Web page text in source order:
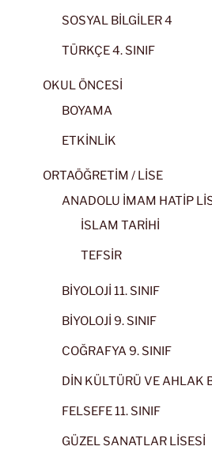
SOSYAL BİLGİLER 4
TÜRKÇE 4. SINIF
OKUL ÖNCESİ
BOYAMA
ETKİNLİK
ORTAÖĞRETİM / LİSE
ANADOLU İMAM HATİP
İSLAM TARİHİ
TEFSİR
BİYOLOJİ 11. SINIF
BİYOLOJİ 9. SINIF
COĞRAFYA 9. SINIF
DİN KÜLTÜRÜ VE AHLAK
FELSEFE 11. SINIF
GÜZEL SANATLAR LİSESİ